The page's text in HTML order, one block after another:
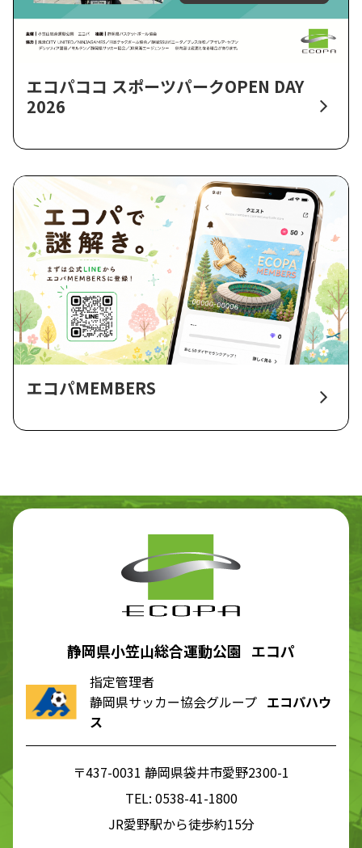
エコパココ スポーツパークOPEN DAY
2026
エコパMEMBERS
静岡県小笠山総合運動公園 エコパ
指定管理者
静岡県サッカー協会グループ エコパハウ
ス
〒437-0031 静岡県袋井市愛野2300-1
TEL: 0538-41-1800
JR愛野駅から徒歩約15分